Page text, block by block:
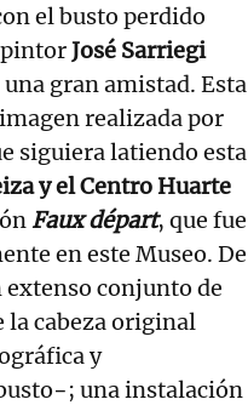
el busto perdido
pintorJosé Sarriegi
gran amistad. Esta
realizada por
siguiera latiendo esta
y el Centro Huarte
Faux départ, que fue
en este Museo. De
extenso conjunto de
la cabeza original
y
una instalación